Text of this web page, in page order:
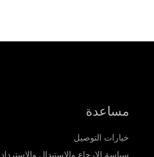
مساعدة
خيارات التوصيل
سياسة الإرجاع والاستبدال والاسترداد